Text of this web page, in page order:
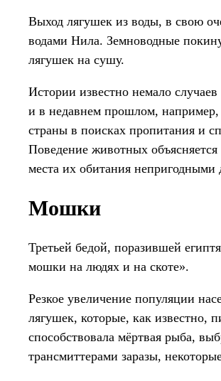
Выход лягушек из воды, в свою
водами Нила. Земноводные
лягушек на сушу.
Истории известно немало
и в недавнем прошлом, например,
страны в поисках пропитания и
Поведение животных
места их обитания непригодными
Мошки
Третьей бедой, поразившей
мошки на людях и на скоте».
Резкое увеличение популяции
лягушек, которые, как известно,
способствовала мёртвая рыба,
трансмиттерами заразы,